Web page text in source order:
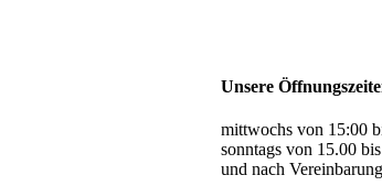
Unsere
mittwochs von 15:00
sonntags von 15.00
und nach Vereinbarung